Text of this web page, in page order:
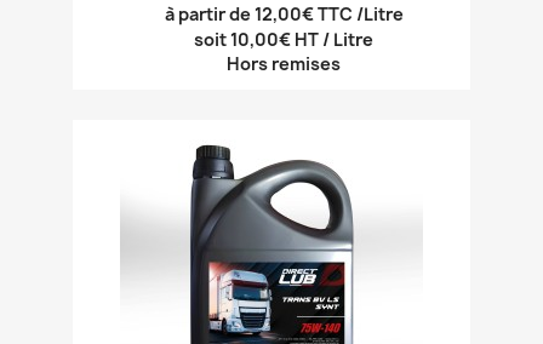
à partir de 12,00€ TTC /Litre
soit 10,00€ HT / Litre
Hors remises